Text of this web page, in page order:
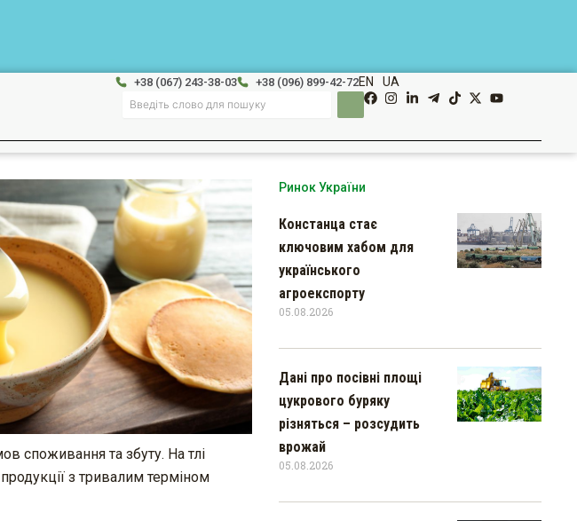
+38 (067) 243-38-03 +38 (096) 899-42-72EN UA
Search
споживання та збуту. На тлі
з тривалим терміном
Ринок України
Констанца стає
ключовим хабом для
українського
агроекспорту
05.08.2026
Дані про посівні площі
цукрового буряку
різняться – розсудить
врожай
05.08.2026